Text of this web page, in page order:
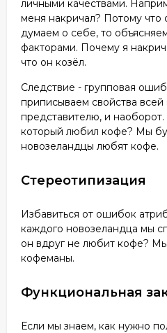
личными качествами.
меня накричал? Потому что
думаем о себе, то
факторами. Почему я
что он козёл.
Следствие - групповая
приписываем свойства
представителю, и
который любил кофе? Мы
новозеландцы любят кофе.
Стереотипизация
Избавиться от ошибок
каждого новозеландца мы
он вдруг не любит кофе?
кофеманы.
Функциональная
Если мы знаем, как нужно